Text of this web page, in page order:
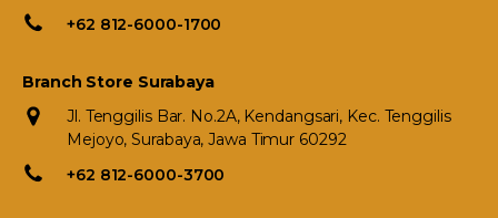
+62 812-6000-1700
Branch Store Surabaya
Jl. Tenggilis Bar. No.2A, Kendangsari, Kec. Tenggilis
Mejoyo, Surabaya, Jawa Timur 60292
+62 812-6000-3700